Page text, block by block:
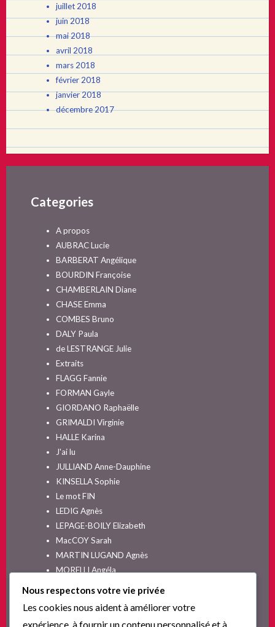
juillet 2018
juin 2018
mai 2018
avril 2018
mars 2018
février 2018
janvier 2018
décembre 2017
Categories
A propos
AUBRAC Lucie
BARBERAT Angélique
BOURDIN Françoise
CHAMBERLAIN Diane
CHASE Emma
COMBES Bruno
DALY Paula
de LESTRANGE Julie
Extraits
FLAGG Fannie
FORMAN Gayle
GIORDANO Raphaëlle
GRIMALDI Virginie
HALLE Karina
J'ai lu
JULLIAND Anne-Dauphine
KINSELLA Sophie
Le mot FIN
LEDIG Agnès
LEPAGE-BOILY Elizabeth
MacCOY Sarah
MARTIN LUGAND Agnès
MORELLI Angéla
Non classé
Nous respectons votre vie privée
Les cookies nous aident à améliorer votre
expérience, à fournir un contenu personnalisé et à